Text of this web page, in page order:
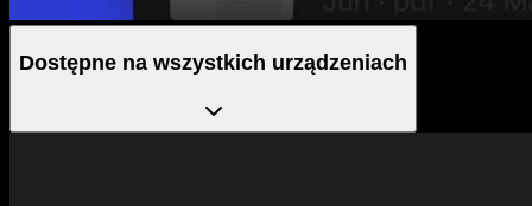
Dostępne na wszystkich urządzeniach